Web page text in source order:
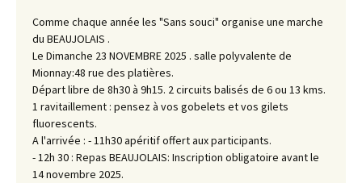
Comme chaque année les "Sans souci" organise une marche
du BEAUJOLAIS .
Le Dimanche 23 NOVEMBRE 2025 . salle polyvalente de
Mionnay:48 rue des platières.
Départ libre de 8h30 à 9h15. 2 circuits balisés de 6 ou 13 kms.
1 ravitaillement : pensez à vos gobelets et vos gilets
fluorescents.
A l'arrivée : - 11h30 apéritif offert aux participants.
- 12h 30 : Repas BEAUJOLAIS: Inscription obligatoire avant le
14 novembre 2025.